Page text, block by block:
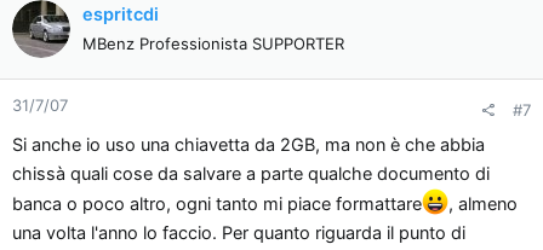
espritcdi
MBenz Professionista SUPPORTER
31/7/07 #7
Si anche io uso una chiavetta da 2GB, ma non è che abbia
chissà quali cose da salvare a parte qualche documento di
banca o poco altro, ogni tanto mi piace formattare
, almeno
una volta l'anno lo faccio. Per quanto riguarda il punto di